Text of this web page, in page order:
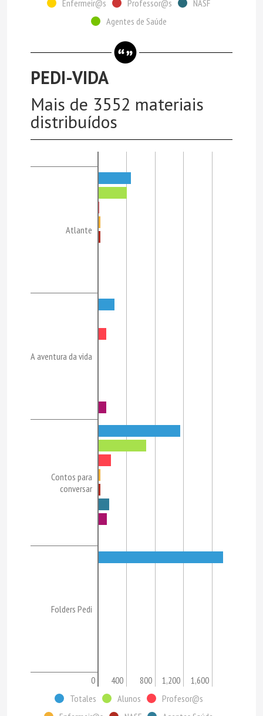
Enfermeir@s Professor@s
NASF
Agentes de Saúde
PEDI-VIDA
Mais de 3552 materiais
distribuídos
Atlante
A aventura da vida
Contos para
conversar
Folders Pedi
0 400 800 1,200
1,600
Totales
Alunos
Profesor@s